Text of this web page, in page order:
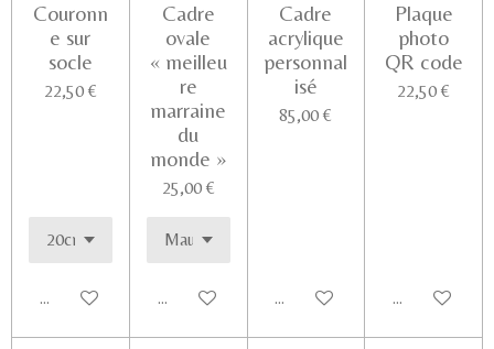
Couronn
e sur
socle
22,50 €
Ajouter au panier
Cadre
ovale
« meilleu
re
marraine
du
monde »
25,00 €
Ajouter au panier
Cadre
acrylique
personnal
isé
85,00 €
Ajouter au panier
Plaque
photo
QR code
22,50 €
Voir les